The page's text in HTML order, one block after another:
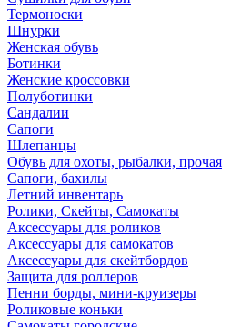
Термоноски
Шнурки
Женская обувь
Ботинки
Женские кроссовки
Полуботинки
Сандалии
Сапоги
Шлепанцы
Обувь для охоты, рыбалки, прочая
Сапоги, бахилы
Летний инвентарь
Ролики, Скейты, Самокаты
Аксессуары для роликов
Аксессуары для самокатов
Аксессуары для скейтбордов
Защита для роллеров
Пенни борды, мини-круизеры
Роликовые коньки